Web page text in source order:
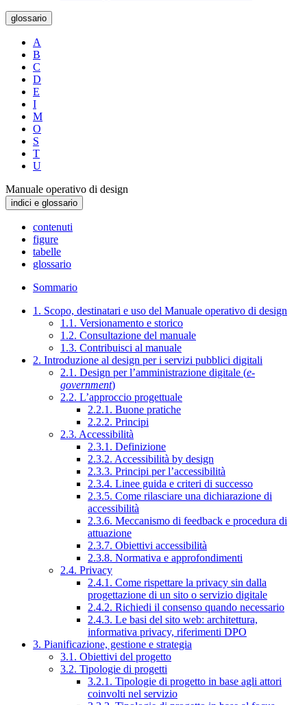
glossario
A
B
C
D
E
I
M
O
S
T
U
Manuale operativo di design
indici e glossario
contenuti
figure
tabelle
glossario
Sommario
1. Scopo, destinatari e uso del Manuale operativo di design
1.1. Versionamento e storico
1.2. Consultazione del manuale
1.3. Contribuisci al manuale
2. Introduzione al design per i servizi pubblici digitali
2.1. Design per l’amministrazione digitale (e-
government)
2.2. L’approccio progettuale
2.2.1. Buone pratiche
2.2.2. Principi
2.3. Accessibilità
2.3.1. Definizione
2.3.2. Accessibilità by design
2.3.3. Principi per l’accessibilità
2.3.4. Linee guida e criteri di successo
2.3.5. Come rilasciare una dichiarazione di
accessibilità
2.3.6. Meccanismo di feedback e procedura di
attuazione
2.3.7. Obiettivi accessibilità
2.3.8. Normativa e approfondimenti
2.4. Privacy
2.4.1. Come rispettare la privacy sin dalla
progettazione di un sito o servizio digitale
2.4.2. Richiedi il consenso quando necessario
2.4.3. Le basi del sito web: architettura,
informativa privacy, riferimenti DPO
3. Pianificazione, gestione e strategia
3.1. Obiettivi del progetto
3.2. Tipologie di progetti
3.2.1. Tipologie di progetto in base agli attori
coinvolti nel servizio